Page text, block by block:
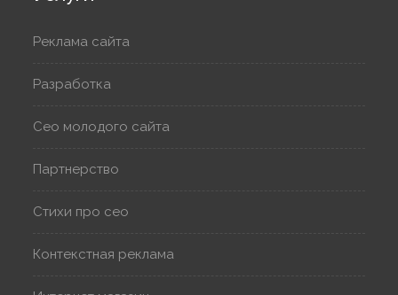
Реклама сайта
Разработка
Сео молодого сайта
Партнерство
Стихи про сео
Контекстная реклама